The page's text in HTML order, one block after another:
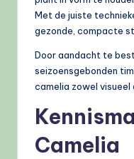
Met de juiste
gezonde, compacte
Door aandacht te
seizoensgebonden
camelia zowel visueel
Camelia